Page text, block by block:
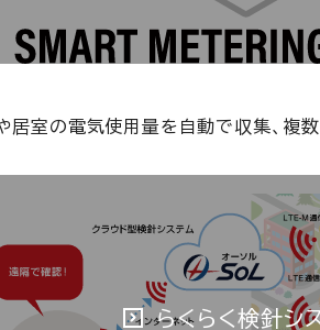
居室の電気使用量を自動で収集、
らくらく検針シ